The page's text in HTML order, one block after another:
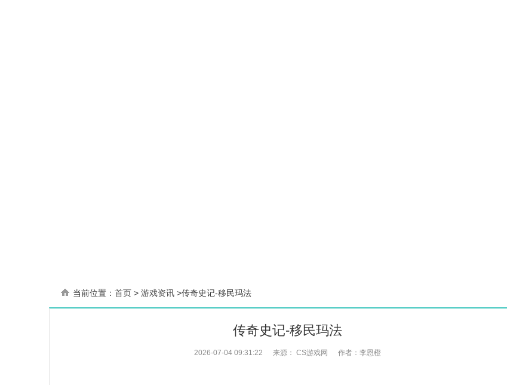
当前位置： 首页 > 游戏资讯 >传奇史记-移民玛法
传奇史记-移民玛法
2026-07-04 09:31:22 来源： CS游戏网 作者：李恩橙